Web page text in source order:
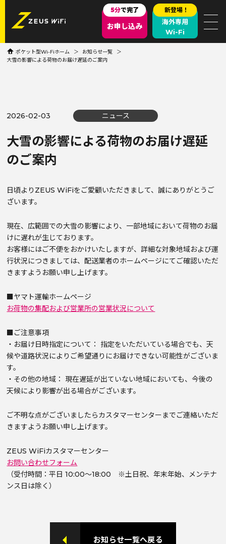
5分で完了
お申し込み
新登場！
海外専用
Wi-Fi
ポケット型Wi-Fiホーム
お知らせ一覧
大雪の影響による荷物のお届け遅延のご案内
2026-02-03 ニュース
大雪の影響による荷物のお届け遅延
のご案内
日頃よりZEUS WiFiをご愛顧いただきまして、誠にありがとうご
ざいます。
現在、広範囲での大雪の影響により、一部地域において荷物のお届
けに遅れが生じております。
お客様にはご不便をおかけいたしますが、詳細な対象地域および運
行状況につきましては、配送業者のホームページにてご確認いただ
きますようお願い申し上げます。
■ヤマト運輸ホームページ
お荷物の集配および営業所の営業状況について
■ご注意事項
・お届け日時指定について： 指定をいただいている場合でも、天
候や道路状況によりご希望通りにお届けできない可能性がございま
す。
・その他の地域： 現在遅延が出ていない地域においても、今後の
天候により影響が出る場合がございます。
ご不明な点がございましたらカスタマーセンターまでご連絡いただ
きますようお願い申し上げます。
ZEUS WiFiカスタマーセンター
お問い合わせフォーム
（受付時間：平日 10:00～18:00 ※土日祝、年末年始、メンテナ
ンス日は除く）
お知らせ一覧へ戻る